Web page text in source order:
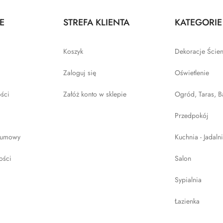
STREFA KLIENTA
Koszyk
Zaloguj się
Załóż konto w sklepie
KATEGORIE
Dekoracje
Oświetlenie
Ogród, Taras,
Przedpokój
Kuchnia -
Salon
Sypialnia
Łazienka